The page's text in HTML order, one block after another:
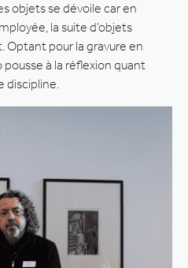
objets se dévoile car en
la suite d’objets
Optant pour la gravure en
pousse à la réflexion quant
discipline.